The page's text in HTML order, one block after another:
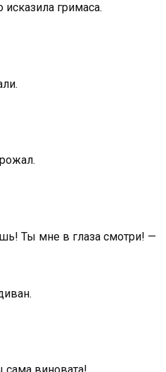
гримаса.
Ты мне в глаза смотри! —